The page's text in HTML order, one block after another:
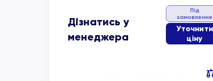
Дізнатись у
менеджера
Під
замовлення
Уточнити
ціну